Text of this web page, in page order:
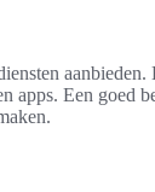
apps. Een goed